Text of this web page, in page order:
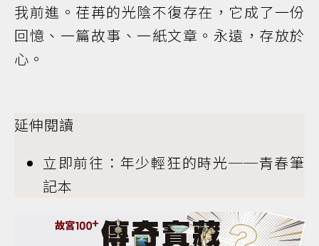
我前進。荏苒的光陰不復存在，它成了一份
回憶、一篇故事、一紙文章。永遠，存放於
心。
延伸閱讀
立即前往：年少輕狂的時光──青春筆
記本